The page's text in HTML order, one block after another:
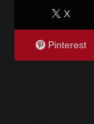
X
Pinterest